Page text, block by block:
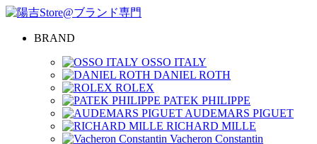
BRAND
OSSO ITALY
DANIEL ROTH
ROLEX
PATEK PHILIPPE
AUDEMARS PIGUET
RICHARD MILLE
Vacheron Constantin